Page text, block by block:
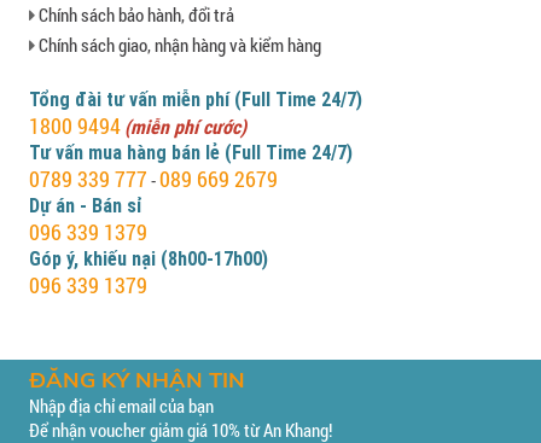
Chính sách bảo hành, đổi trả
Chính sách giao, nhận hàng và kiểm hàng
Tổng đài tư vấn miễn phí (Full Time 24/7)
1800 9494 (miễn phí cước)
Tư vấn mua hàng bán lẻ (Full Time 24/7)
0789 339 777 -089 669 2679
Dự án - Bán sỉ
096 339 1379
Góp ý, khiếu nại (8h00-17h00)
096 339 1379
ĐĂNG KÝ NHẬN TIN
Nhập địa chỉ email của bạn
Để nhận voucher giảm giá 10% từ An Khang!